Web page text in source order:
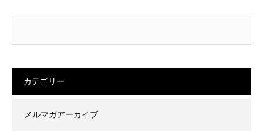
カテゴリー
メルマガアーカイブ